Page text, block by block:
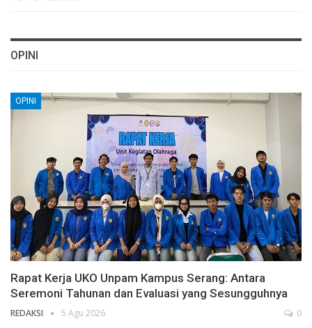
OPINI
OPINI
Rapat Kerja UKO Unpam Kampus Serang: Antara
Seremoni Tahunan dan Evaluasi yang Sesungguhnya
REDAKSI 5 Agu 2026 0